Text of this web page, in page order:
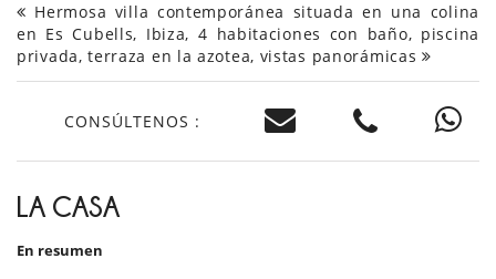
Hermosa villa contemporánea situada en una colina
en Es Cubells, Ibiza, 4 habitaciones con baño, piscina
privada, terraza en la azotea, vistas panorámicas
CONSÚLTENOS :
LA CASA
En resumen